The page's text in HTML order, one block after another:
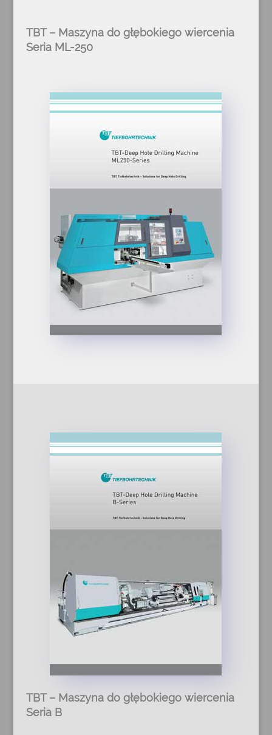
TBT – Maszyna do głębokiego wiercenia
Seria ML-250
TBT – Maszyna do głębokiego wiercenia
Seria B